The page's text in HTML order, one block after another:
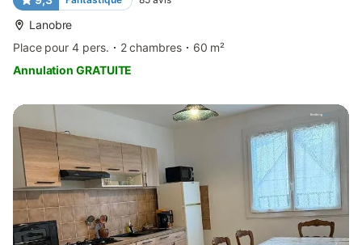
Lanobre
Place pour 4 pers.
2 chambres
60 m²
Annulation GRATUITE